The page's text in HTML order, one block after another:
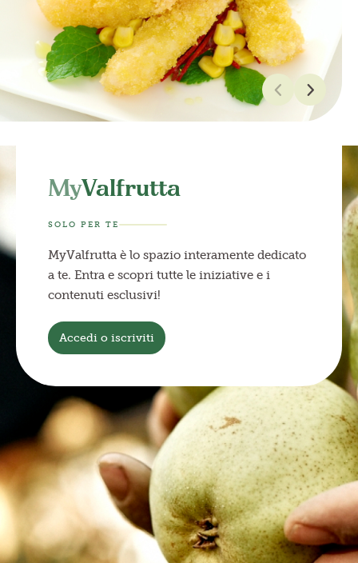
MyValfrutta
SOLO PER TE
MyValfrutta è lo spazio interamente dedicato
a te. Entra e scopri tutte le iniziative e i
contenuti esclusivi!
Accedi o iscriviti